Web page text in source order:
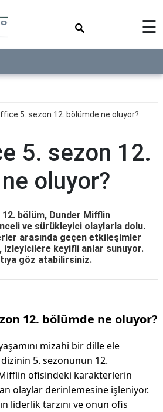
☰
5. sezon 12. bölümde ne oluyor?
5. sezon 12.
oluyor?
bölüm, Dunder Mifflin
ve sürükleyici olaylarla dolu.
arasında geçen etkileşimler
izleyicilere keyifli anlar sunuyor.
göz atabilirsiniz.
12. bölümde ne oluyor?
mizahi bir dille ele
5. sezonunun 12.
ofisindeki karakterlerin
olaylar derinlemesine işleniyor.
liderlik tarzını ve onun ofis